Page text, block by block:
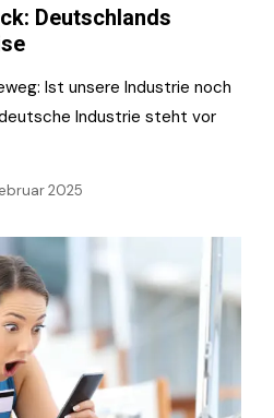
Deutschlands
Ist unsere Industrie noch
Industrie steht vor
2025